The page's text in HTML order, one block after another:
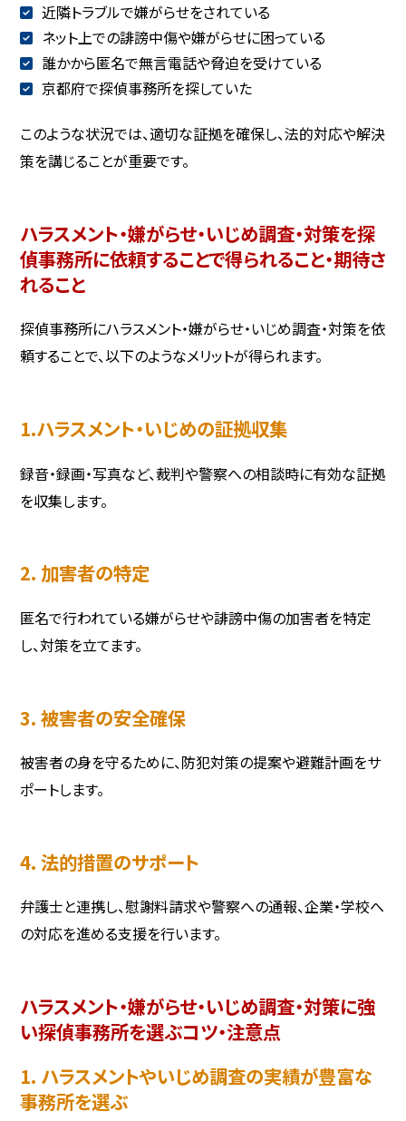
近隣トラブルで嫌がらせをされている
ネット上での誹謗中傷や嫌がらせに困っている
誰かから匿名で無言電話や脅迫を受けている
京都府で探偵事務所を探していた
このような状況では、適切な証拠を確保し、法的対応や解決
策を講じることが重要です。
ハラスメント・嫌がらせ・いじめ調査・対策を探
偵事務所に依頼することで得られること・期待さ
れること
探偵事務所にハラスメント・嫌がらせ・いじめ調査・対策を依
頼することで、以下のようなメリットが得られます。
1.ハラスメント・いじめの証拠収集
録音・録画・写真など、裁判や警察への相談時に有効な証拠
を収集します。
2. 加害者の特定
匿名で行われている嫌がらせや誹謗中傷の加害者を特定
し、対策を立てます。
3. 被害者の安全確保
被害者の身を守るために、防犯対策の提案や避難計画をサ
ポートします。
4. 法的措置のサポート
弁護士と連携し、慰謝料請求や警察への通報、企業・学校へ
の対応を進める支援を行います。
ハラスメント・嫌がらせ・いじめ調査・対策に強
い探偵事務所を選ぶコツ・注意点
1. ハラスメントやいじめ調査の実績が豊富な
事務所を選ぶ